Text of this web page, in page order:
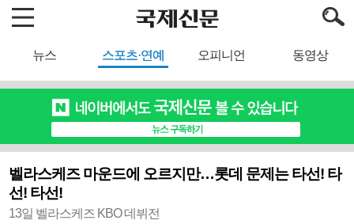
뉴스 스포츠·연예 오피니언 동영상
벨라스케즈 마운드에 오르지만…롯데 문제는 타선! 타
선! 타선!
13일 벨라스케즈 KBO 데뷔전